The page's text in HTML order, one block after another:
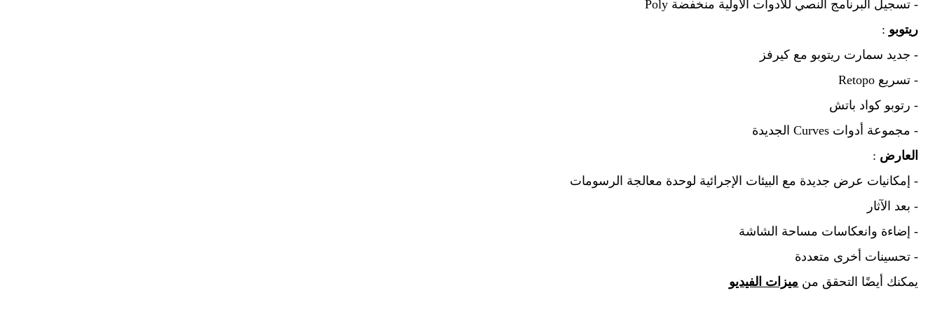
- تسجيل البرنامج النصي للأدوات الأولية منخفضة Poly
ريتوبو :
- جديد سمارت ريتوبو مع كيرفز
- تسريع Retopo
- رتوبو كواد باتش
- مجموعة أدوات Curves الجديدة
العارض :
- إمكانيات عرض جديدة مع البيئات الإجرائية لوحدة معالجة الرسومات
- بعد الآثار
- إضاءة وانعكاسات مساحة الشاشة
- تحسينات أخرى متعددة
يمكنك أيضًا التحقق من ميزات الفيديو